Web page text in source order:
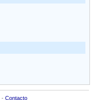
- Contacto